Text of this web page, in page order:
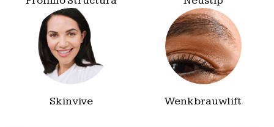
Skinvive Wenkbrauwlift